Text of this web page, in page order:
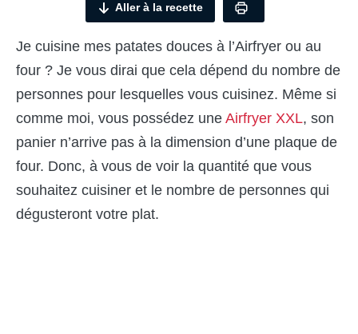
Aller à la recette
Je cuisine mes patates douces à l’Airfryer ou au
four ? Je vous dirai que cela dépend du nombre de
personnes pour lesquelles vous cuisinez. Même si
comme moi, vous possédez une Airfryer XXL, son
panier n’arrive pas à la dimension d’une plaque de
four. Donc, à vous de voir la quantité que vous
souhaitez cuisiner et le nombre de personnes qui
dégusteront votre plat.